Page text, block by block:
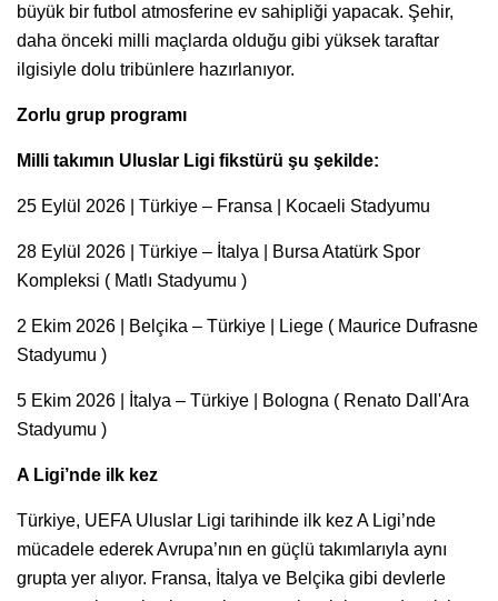
büyük bir futbol atmosferine ev sahipliği yapacak. Şehir,
daha önceki milli maçlarda olduğu gibi yüksek taraftar
ilgisiyle dolu tribünlere hazırlanıyor.
Zorlu grup programı
Milli takımın Uluslar Ligi fikstürü şu şekilde:
25 Eylül 2026 | Türkiye – Fransa | Kocaeli Stadyumu
28 Eylül 2026 | Türkiye – İtalya | Bursa Atatürk Spor
Kompleksi ( Matlı Stadyumu )
2 Ekim 2026 | Belçika – Türkiye | Liege ( Maurice Dufrasne
Stadyumu )
5 Ekim 2026 | İtalya – Türkiye | Bologna ( Renato Dall'Ara
Stadyumu )
A Ligi’nde ilk kez
Türkiye, UEFA Uluslar Ligi tarihinde ilk kez A Ligi’nde
mücadele ederek Avrupa’nın en güçlü takımlarıyla aynı
grupta yer alıyor. Fransa, İtalya ve Belçika gibi devlerle